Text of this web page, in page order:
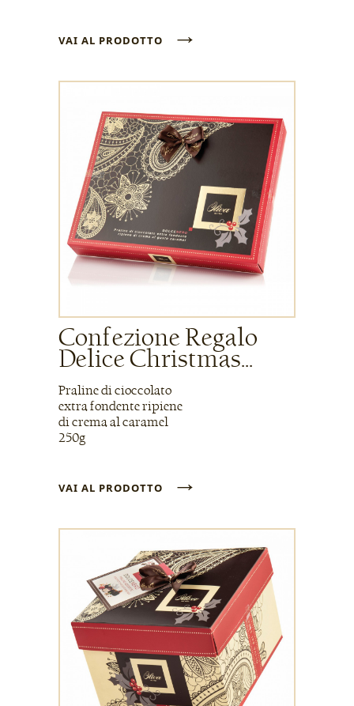
VAI AL PRODOTTO →
Confezione Regalo
Delice Christmas...
Praline di cioccolato
extra fondente ripiene
di crema al caramel
250g
VAI AL PRODOTTO →